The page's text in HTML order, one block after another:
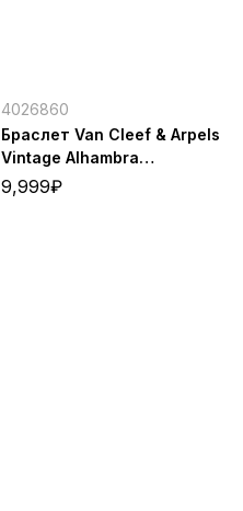
4026860
Браслет Van Cleef & Arpels
Vintage Alhambra
(Gold/White)
9,999₽